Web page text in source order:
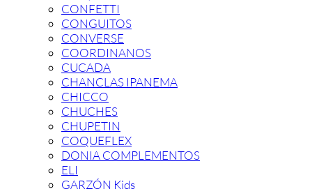
CONFETTI
CONGUITOS
CONVERSE
COORDINANOS
CUCADA
CHANCLAS IPANEMA
CHICCO
CHUCHES
CHUPETIN
COQUEFLEX
DONIA COMPLEMENTOS
ELI
GARZÓN Kids